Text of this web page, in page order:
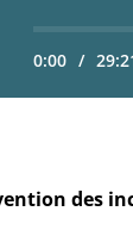
0:00 /
des